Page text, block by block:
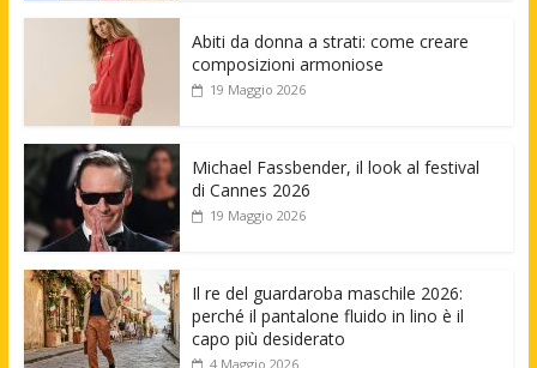
Abiti da donna a strati: come creare
composizioni armoniose
19 Maggio 2026
Michael Fassbender, il look al festival
di Cannes 2026
19 Maggio 2026
Il re del guardaroba maschile 2026:
perché il pantalone fluido in lino è il
capo più desiderato
4 Maggio 2026